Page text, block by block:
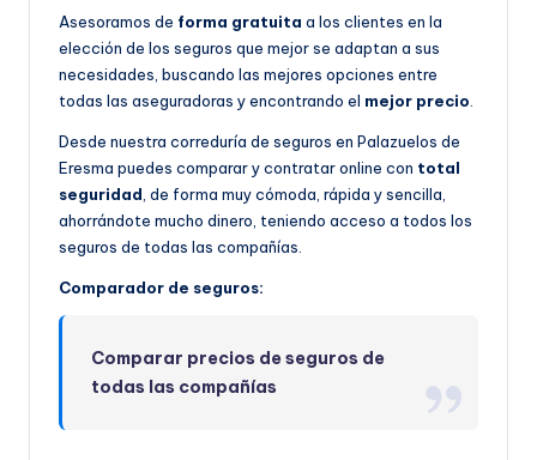
Asesoramos de forma gratuita a los clientes en la
elección de los seguros que mejor se adaptan a sus
necesidades, buscando las mejores opciones entre
todas las aseguradoras y encontrando el mejor precio.
Desde nuestra correduría de seguros en Palazuelos de
Eresma puedes comparar y contratar online con total
seguridad, de forma muy cómoda, rápida y sencilla,
ahorrándote mucho dinero, teniendo acceso a todos los
seguros de todas las compañías.
Comparador de seguros:
Comparar precios de seguros de
todas las compañías